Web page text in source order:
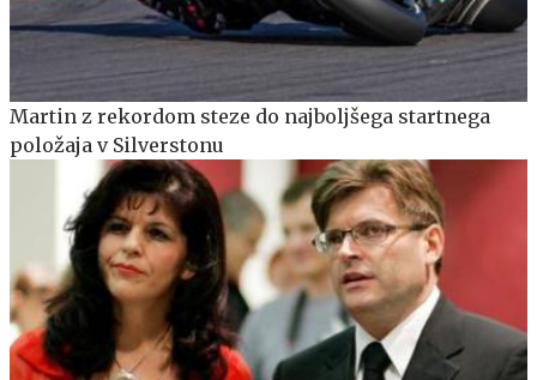
Martin z rekordom steze do najboljšega startnega
položaja v Silverstonu